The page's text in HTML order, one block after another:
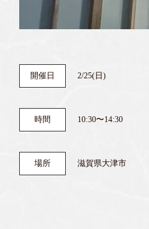
開催日 2/25(日)
時間 10:30〜14:30
場所 滋賀県大津市